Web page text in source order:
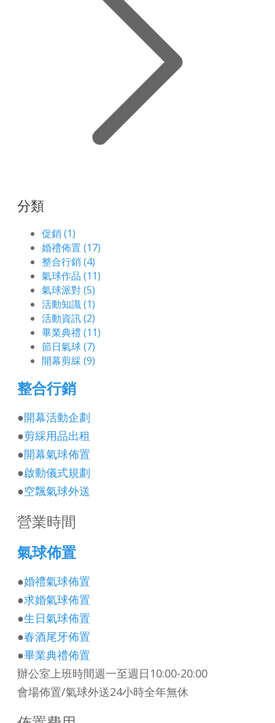
分類
促銷 (1)
婚禮佈置 (17)
整合行銷 (4)
氣球作品 (11)
氣球派對 (5)
活動知識 (1)
活動資訊 (2)
畢業典禮 (11)
節日氣球 (7)
開幕剪綵 (9)
整合行銷
●開幕活動企劃
●剪綵用品出租
●開幕氣球佈置
●啟動儀式規劃
●空飄氣球外送
營業時間
氣球佈置
●婚禮氣球佈置
●求婚氣球佈置
●生日氣球佈置
●春酒尾牙佈置
●畢業典禮佈置
辦公室上班時間週一至週日10:00-20:00
會場佈置/氣球外送24小時全年無休